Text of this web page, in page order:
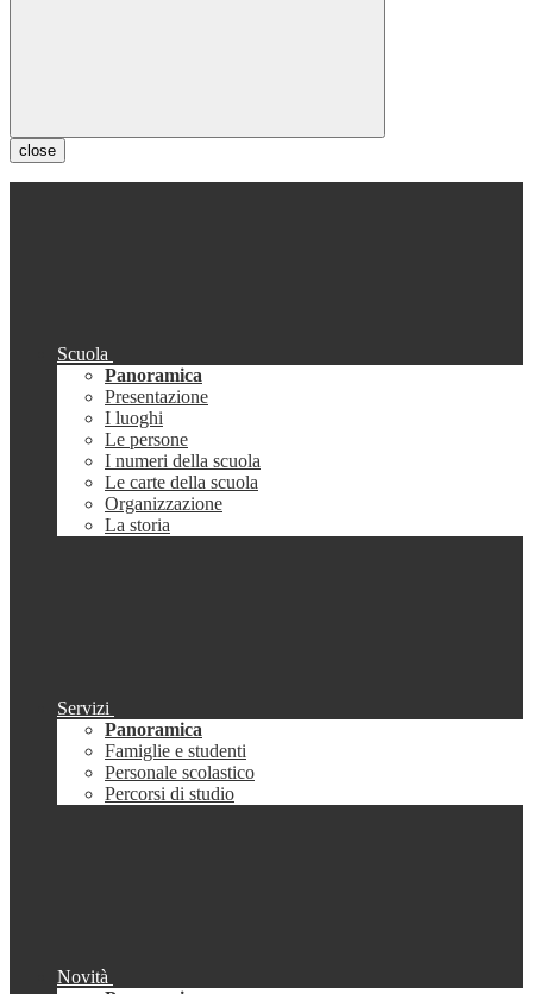
close
Scuola
Panoramica
Presentazione
I luoghi
Le persone
I numeri della scuola
Le carte della scuola
Organizzazione
La storia
Servizi
Panoramica
Famiglie e studenti
Personale scolastico
Percorsi di studio
Novità